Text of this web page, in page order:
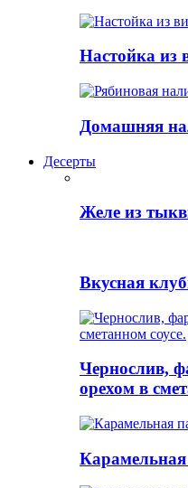
Настойка из
Домашняя
Десерты
Желе из
Вкусная
Чернослив,
орехом в
Карамельная